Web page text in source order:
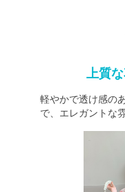
上質
軽やかで透け感の
で、エレガントな